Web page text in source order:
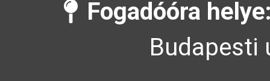
Fogadóóra
Budapesti